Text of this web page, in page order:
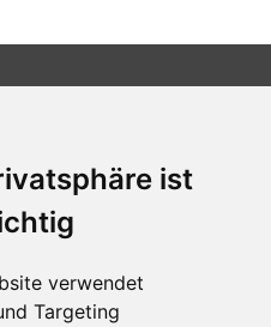
ist
verwendet
Targeting